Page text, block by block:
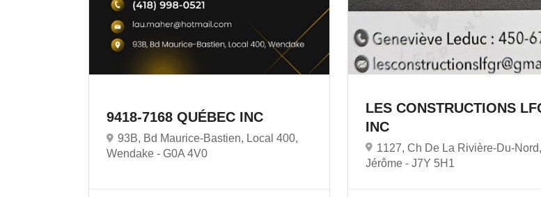
9418-7168 QUÉBEC INC
93B, Bd Maurice-Bastien, Local 400,
Wendake - G0A 4V0
LES CONSTRUCTIONS
INC
1127, Ch De La Rivière-Du-
Jérôme - J7Y 5H1